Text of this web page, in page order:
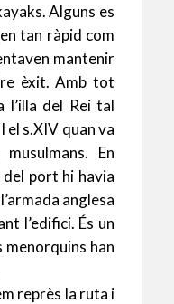
Alguns es
tan ràpid com
mantenir
èxit. Amb tot
l’illa del Rei tal
s.XIV quan va
En
port hi havia
anglesa
l’edifici. És un
menorquins han
reprès la ruta i